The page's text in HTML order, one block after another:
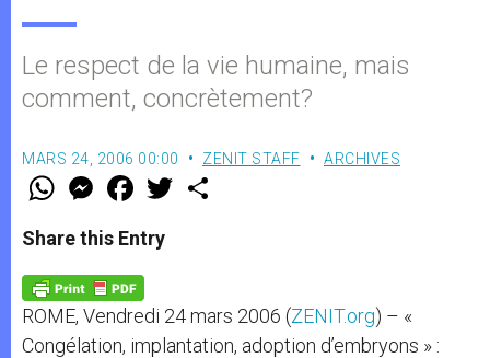
Le respect de la vie humaine, mais
comment, concrètement?
MARS 24, 2006 00:00 ZENIT STAFF ARCHIVES
W
t
s
p
p
M
e
s
e
g
e
r
F
a
e
b
o
k
w
Share this Entry
ROME, Vendredi 24 mars 2006 (ZENIT.org) – «
Congélation, implantation, adoption d’embryons » :